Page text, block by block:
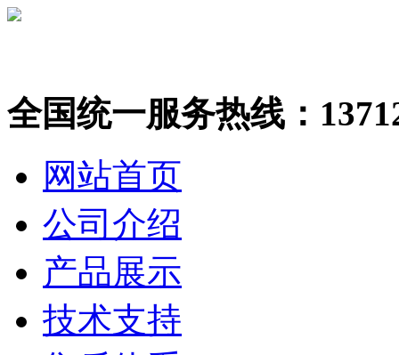
全国统一服务热线：
网站首页
公司介绍
产品展示
技术支持